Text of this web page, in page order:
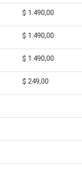
$ 1.490,00
$ 1.490,00
$ 1.490,00
$ 249,00